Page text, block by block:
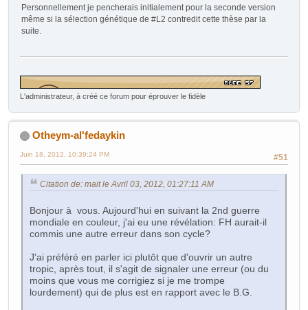
Personnellement je pencherais initialement pour la seconde version
même si la sélection génétique de #L2 contredit cette thèse par la
suite.
L'administrateur, à créé ce forum pour éprouver le fidèle
Otheym-al'fedaykin
#51
Juin 18, 2012, 10:39:24 PM
Citation de: mait le Avril 03, 2012, 01:27:11 AM
Bonjour à vous. Aujourd'hui en suivant la 2nd guerre
mondiale en couleur, j'ai eu une révélation: FH aurait-il
commis une autre erreur dans son cycle?
J'ai préféré en parler ici plutôt que d'ouvrir un autre
tropic, après tout, il s'agit de signaler une erreur (ou du
moins que vous me corrigiez si je me trompe
lourdement) qui de plus est en rapport avec le B.G.